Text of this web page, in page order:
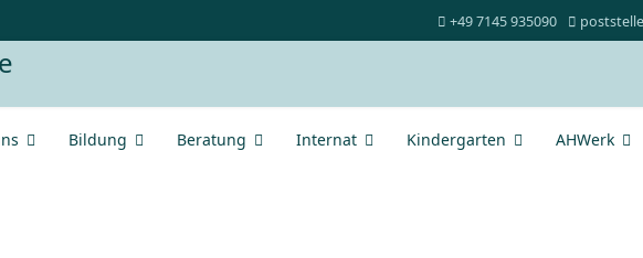
+49 7145 935090
Bildung Beratung Internat Kindergarten AHWerk